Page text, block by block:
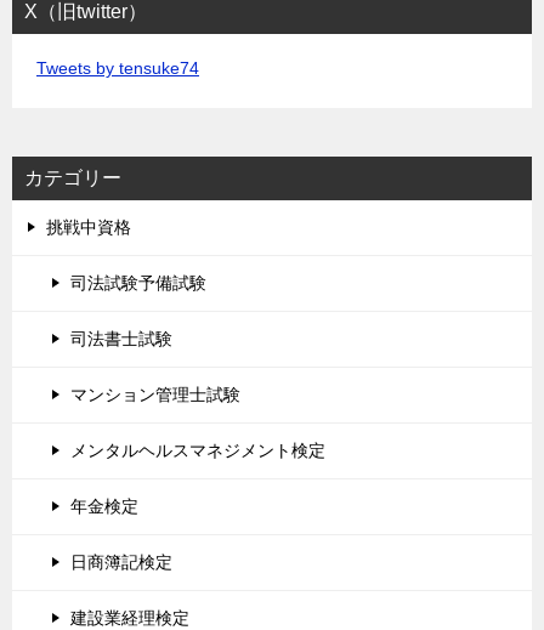
X（旧twitter）
Tweets by tensuke74
カテゴリー
挑戦中資格
司法試験予備試験
司法書士試験
マンション管理士試験
メンタルヘルスマネジメント検定
年金検定
日商簿記検定
建設業経理検定